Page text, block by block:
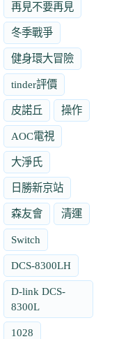
再見不要再見
冬季戰爭
健身環大冒險
tinder評價
皮諾丘 操作
AOC電視
大淨氏
日勝新京站
森友會 清運
Switch
DCS-8300LH
D-link DCS-
8300L
1028